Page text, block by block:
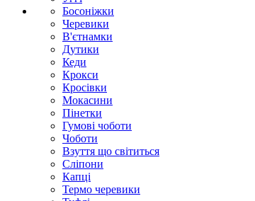
Босоніжки
Черевики
В'єтнамки
Дутики
Кеди
Крокси
Кросівки
Мокасини
Пінетки
Гумові чоботи
Чоботи
Взуття що світиться
Сліпони
Капці
Термо черевики